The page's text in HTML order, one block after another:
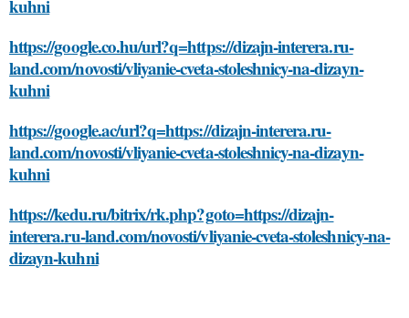
kuhni
https://google.co.hu/url?q=https://dizajn-interera.ru-
land.com/novosti/vliyanie-cveta-stoleshnicy-na-dizayn-
kuhni
https://google.ac/url?q=https://dizajn-interera.ru-
land.com/novosti/vliyanie-cveta-stoleshnicy-na-dizayn-
kuhni
https://kedu.ru/bitrix/rk.php?goto=https://dizajn-
interera.ru-land.com/novosti/vliyanie-cveta-stoleshnicy-na-
dizayn-kuhni